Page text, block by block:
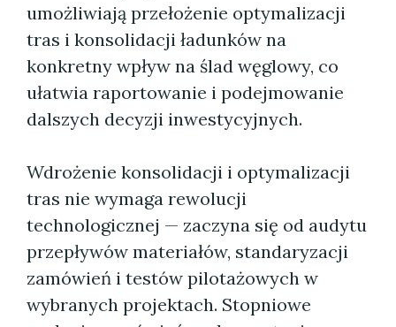
umożliwiają przełożenie optymalizacji
tras i konsolidacji ładunków na
konkretny wpływ na ślad węglowy, co
ułatwia raportowanie i podejmowanie
dalszych decyzji inwestycyjnych.
Wdrożenie konsolidacji i optymalizacji
tras nie wymaga rewolucji
technologicznej — zaczyna się od audytu
przepływów materiałów, standaryzacji
zamówień i testów pilotażowych w
wybranych projektach. Stopniowe